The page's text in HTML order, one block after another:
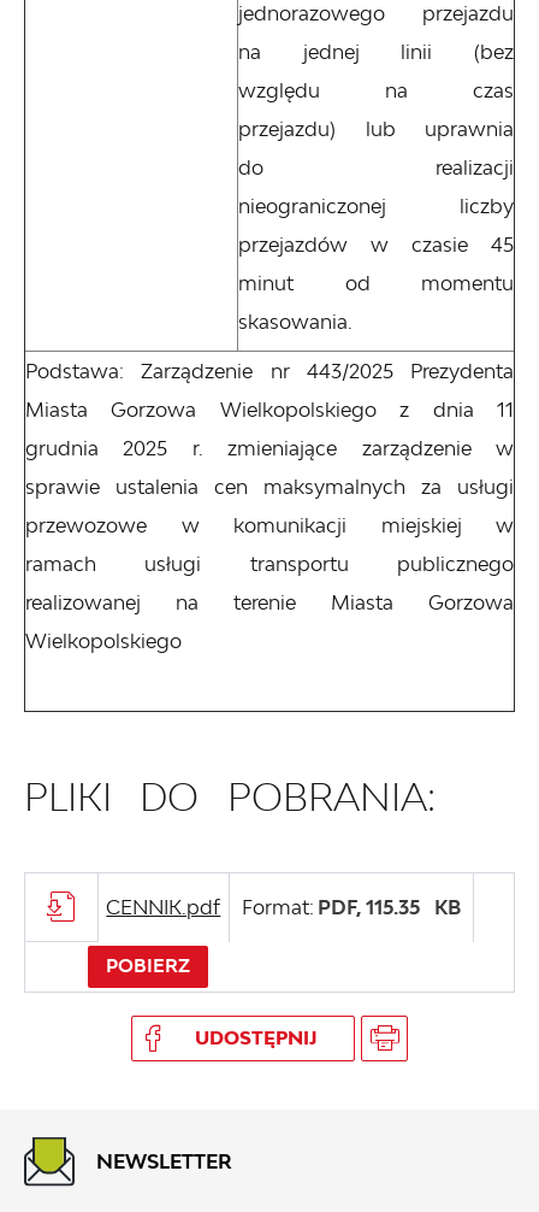
jednorazowego przejazdu
na jednej linii (bez
względu na czas
przejazdu) lub uprawnia
do realizacji
nieograniczonej liczby
przejazdów w czasie 45
minut od momentu
skasowania.
Podstawa: Zarządzenie nr 443/2025 Prezydenta
Miasta Gorzowa Wielkopolskiego z dnia 11
grudnia 2025 r. zmieniające zarządzenie w
sprawie ustalenia cen maksymalnych za usługi
przewozowe w komunikacji miejskiej w
ramach usługi transportu publicznego
realizowanej na terenie Miasta Gorzowa
Wielkopolskiego
PLIKI DO POBRANIA:
CENNIK.pdf Format: PDF, 115.35 KB
POBIERZ
UDOSTĘPNIJ
NEWSLETTER